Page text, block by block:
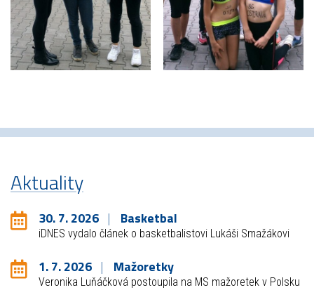
Aktuality
30. 7. 2026 Basketbal
iDNES vydalo článek o basketbalistovi Lukáši Smažákovi
1. 7. 2026 Mažoretky
Veronika Luňáčková postoupila na MS mažoretek v Polsku